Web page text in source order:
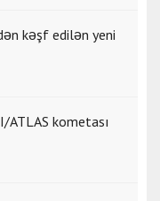
kəşf edilən yeni
ATLAS kometası